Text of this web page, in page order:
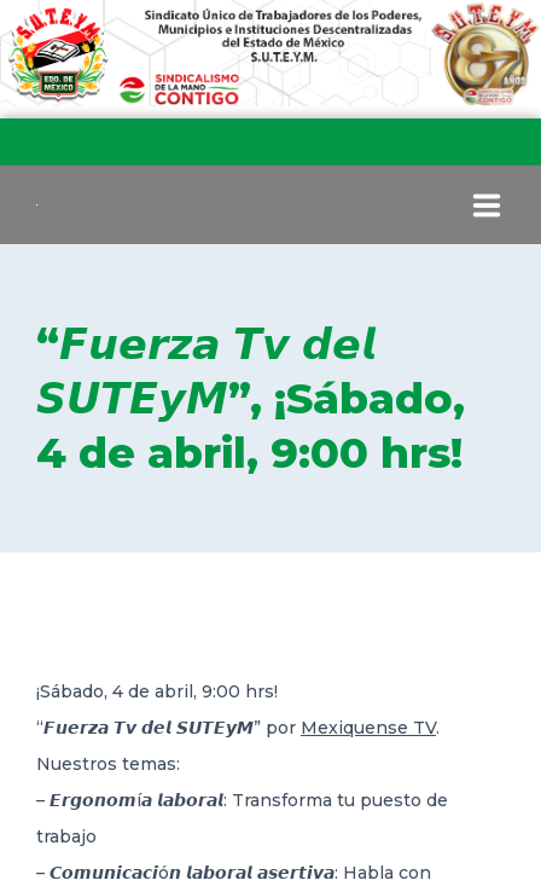
COMITÉ EJECUTIVO
COMISIÓN DE VIGILANCIA
TRANSPARENCIA
“𝙁𝙪𝙚𝙧𝙯𝙖 𝙏𝙫 𝙙𝙚𝙡
𝙎𝙐𝙏𝙀𝙮𝙈”, ¡Sábado,
4 de abril, 9:00 hrs!
¡Sábado, 4 de abril, 9:00 hrs!
“𝙁𝙪𝙚𝙧𝙯𝙖 𝙏𝙫 𝙙𝙚𝙡 𝙎𝙐𝙏𝙀𝙮𝙈” por Mexiquense TV.
Nuestros temas:
– 𝙀𝙧𝙜𝙤𝙣𝙤𝙢í𝙖 𝙡𝙖𝙗𝙤𝙧𝙖𝙡: Transforma tu puesto de
trabajo
– 𝘾𝙤𝙢𝙪𝙣𝙞𝙘𝙖𝙘𝙞ó𝙣 𝙡𝙖𝙗𝙤𝙧𝙖𝙡 𝙖𝙨𝙚𝙧𝙩𝙞𝙫𝙖: Habla con